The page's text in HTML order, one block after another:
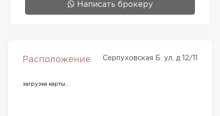
Написать брокеру
Расположение Серпуховская Б. ул, д 12/11
загрузка карты...